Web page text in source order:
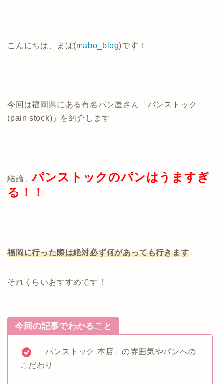
こんにちは、まぼ(mabo_blog)です！
今回は福岡県にある有名パン屋さん「パンストック
(pain stock)」を紹介します
結論、パンストックのパンはうますぎ
る！！
福岡に行った際は絶対必ず何があっても行きます
それくらいおすすめです！
今回の記事でわかること
「パンストック 本店」の雰囲気やパンへの
こだわり